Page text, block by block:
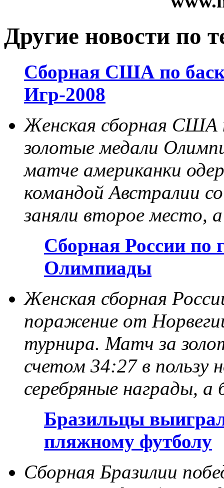
Другие новости по
Сборная США по
Игр-2008
Женская сборная США
золотые медали
матче американки
командой Австралии
заняли второе место,
Сборная России по
Олимпиады
Женская сборная
поражение от
турнира. Матч за
счетом 34:27 в пользу
серебряные награды, а
Бразильцы
пляжному футболу
Сборная Бразилии